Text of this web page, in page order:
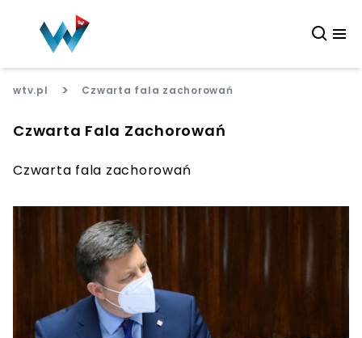
wtv.pl > Czwarta fala zachorowań
Czwarta Fala Zachorowań
Czwarta fala zachorowań